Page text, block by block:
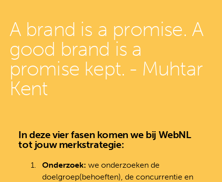
A brand is a promise. A
good brand is a
promise kept. - Muhtar
Kent
In deze vier fasen komen we bij WebNL
tot jouw merkstrategie:
Onderzoek: we onderzoeken de
doelgroep(behoeften), de concurrentie en